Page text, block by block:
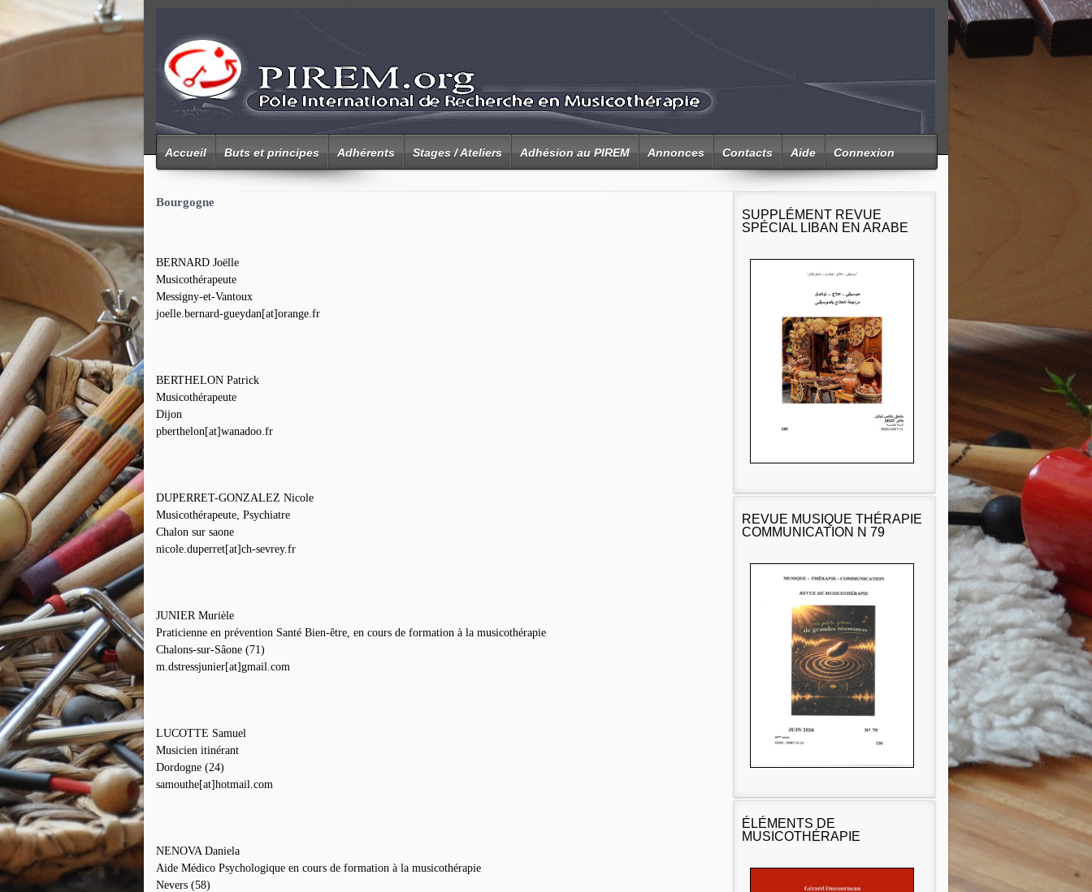
Accueil Buts et principes Adhérents Stages / Ateliers Adhésion au PIREM Annonces Contacts Aide Connexion
Bourgogne
BERNARD Joëlle
Musicothérapeute
Messigny-et-Vantoux
joelle.bernard-gueydan[at]orange.fr
BERTHELON Patrick
Musicothérapeute
Dijon
pberthelon[at]wanadoo.fr
DUPERRET-GONZALEZ Nicole
Musicothérapeute, Psychiatre
Chalon sur saone
nicole.duperret[at]ch-sevrey.fr
JUNIER Murièle
Praticienne en prévention Santé Bien-être, en cours de formation à la musicothérapie
Chalons-sur-Sâone (71)
m.dstressjunier[at]gmail.com
LUCOTTE Samuel
Musicien itinérant
Dordogne (24)
samouthe[at]hotmail.com
NENOVA Daniela
Aide Médico Psychologique en cours de formation à la musicothérapie
Nevers (58)
SUPPLÉMENT REVUE
SPÉCIAL LIBAN EN ARABE
REVUE MUSIQUE THÉRAPIE
COMMUNICATION N 79
ÉLÉMENTS DE
MUSICOTHÉRAPIE